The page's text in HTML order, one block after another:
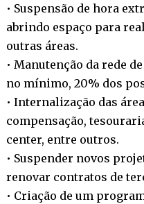
• Suspensão de hora
abrindo espaço para
outras áreas.
• Manutenção da rede
no mínimo, 20% dos
• Internalização das
compensação,
center, entre outros.
• Suspender novos
renovar contratos de
• Criação de um